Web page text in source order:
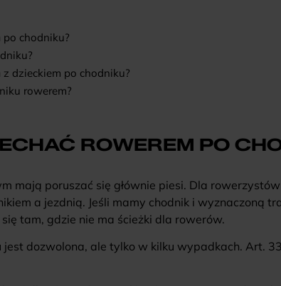
po chodniku?
dzieckiem po chodniku?
rowerem?
ROWEREM PO
mają poruszać się głównie piesi. Dla
a jezdnią. Jeśli mamy chodnik i wyznaczoną
tam, gdzie nie ma ścieżki dla rowerów.
jest dozwolona, ale tylko w kilku wypadkach. Art.